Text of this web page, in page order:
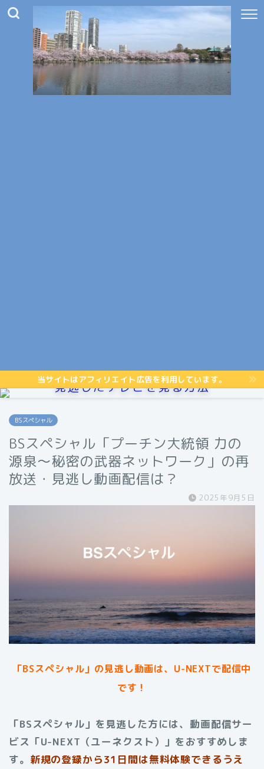
当サイトはアフィリエイト広告を利用しています。
見逃したテレビを見る方法
BSスペシャル
BSスペシャル「プーチン大統領 力の
源泉〜秘密の武器ネットワーク」の再
放送・見逃し動画配信は？
2025年9月5日
「BSスペシャル」 の見逃し動画は、U-NEXTで配信中
です！
「BSスペシャル」を見逃した方には、動画配信サー
ビス「U-NEXT（ユーネクスト）」をおすすめしま
す。 新規の登録から31日間は無料体験できるうえ